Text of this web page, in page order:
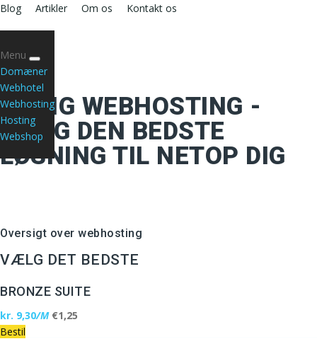
Blog Artikler Om os Kontakt os
Menu
Domæner
Webhotel
Webhosting
Hosting
Webshop
BILLIG WEBHOSTING -
VÆLG DEN BEDSTE
LØSNING TIL NETOP DIG
Oversigt over webhosting
VÆLG DET BEDSTE
BRONZE SUITE
kr. 9,30/M€1,25
Bestil